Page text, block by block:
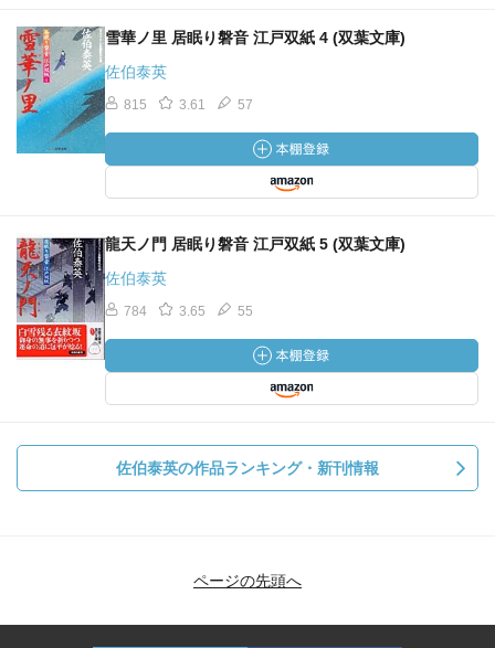
雪華ノ里 居眠り磐音 江戸双紙 4 (双葉文庫)
佐伯泰英
815 3.61 57
龍天ノ門 居眠り磐音 江戸双紙 5 (双葉文庫)
佐伯泰英
784 3.65 55
佐伯泰英の作品ランキング・新刊情報
ページの先頭へ